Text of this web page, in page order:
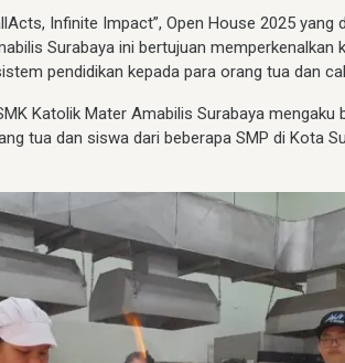
Infinite Impact”, Open House 2025 yang
Surabaya ini bertujuan memperkenalkan
pendidikan kepada para orang tua dan
Katolik Mater Amabilis Surabaya mengaku
tua dan siswa dari beberapa SMP di Kota